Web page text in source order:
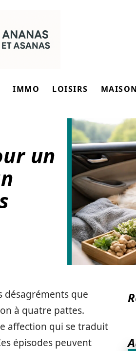
IMMO LOISIRS MAISON
un
désagréments que
à quatre pattes.
affection qui se traduit
épisodes peuvent